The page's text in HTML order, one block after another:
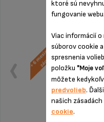
ktoré sú
fungovanie webu.
Viac informácií
súborov cookie
spresnenia
položku "Moje
môžete
predvolieb.
našich
cookie.